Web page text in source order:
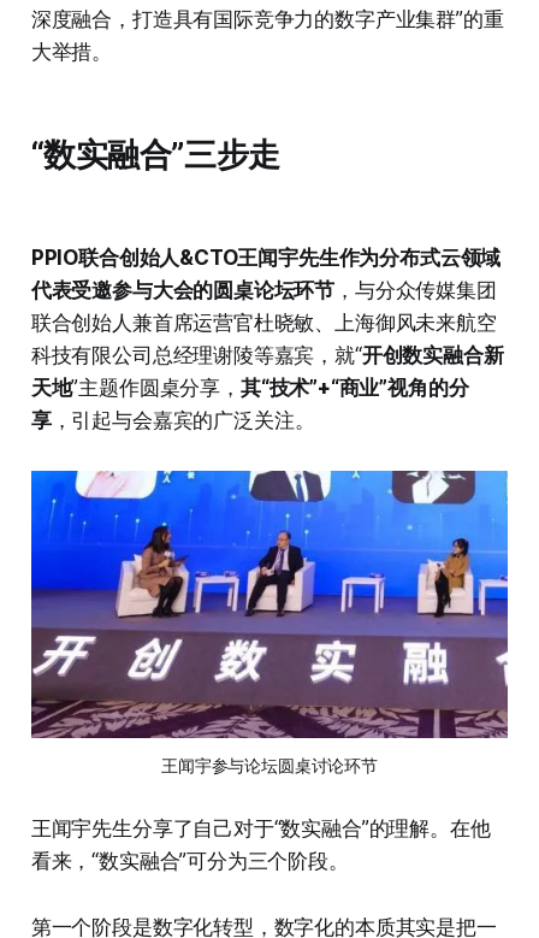
深度融合，打造具有国际竞争力的数字产业集群”的重
大举措。
“数实融合”三步走
PPIO联合创始人&CTO王闻宇先生作为分布式云领域
代表受邀参与大会的圆桌论坛环节 ，与分众传媒集团
联合创始人兼首席运营官杜晓敏、上海御风未来航空
科技有限公司总经理谢陵等嘉宾，就“开创数实融合新
天地”主题作圆桌分享， 其“技术”+“商业”视角的分
享，引起与会嘉宾的广泛关注。
王闻宇参与论坛圆桌讨论环节
王闻宇先生分享了自己对于“数实融合”的理解。在他
看来，“数实融合”可分为三个阶段。
第一个阶段是数字化转型，数字化的本质其实是把一